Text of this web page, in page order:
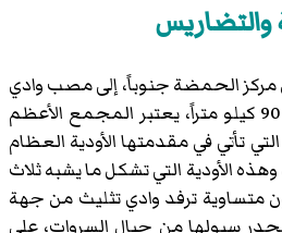
والتضاريس
مركز الحمضة جنوباً، إلى مصبوادي
شمالاً، يقدر بحوالي 90 كيلو متراً، يعتبر المجمع الأعظم
تأتي في مقدمتها الأودية العظام
وهذه الأودية التي تشكل ما يشبه ثلاث
متساوية ترفد وادي تثليث من جهة
سيولها من جبال السروات، على